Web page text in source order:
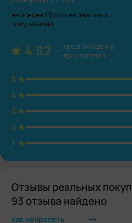
на основе 93 отзыва реальных
покупателей
4.82
средняя оценка
покупателей
5
4
3
2
1
Отзывы реальных
93 отзыва найдено
Как нейросеть